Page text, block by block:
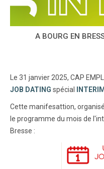
A BOURG EN
Le 31 janvier 2025, CAP
JOB DATING spécial
Cette manifesattion,
le programme du mois de
Bresse :